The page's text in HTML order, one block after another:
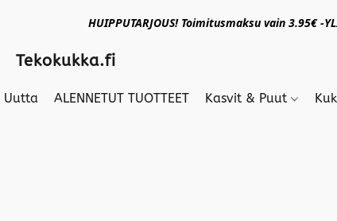
HUIPPUTARJOUS! Toimitusmaksu vain 3.95€
Tekokukka.fi
Uutta ALENNETUT TUOTTEET Kasvit & Puut